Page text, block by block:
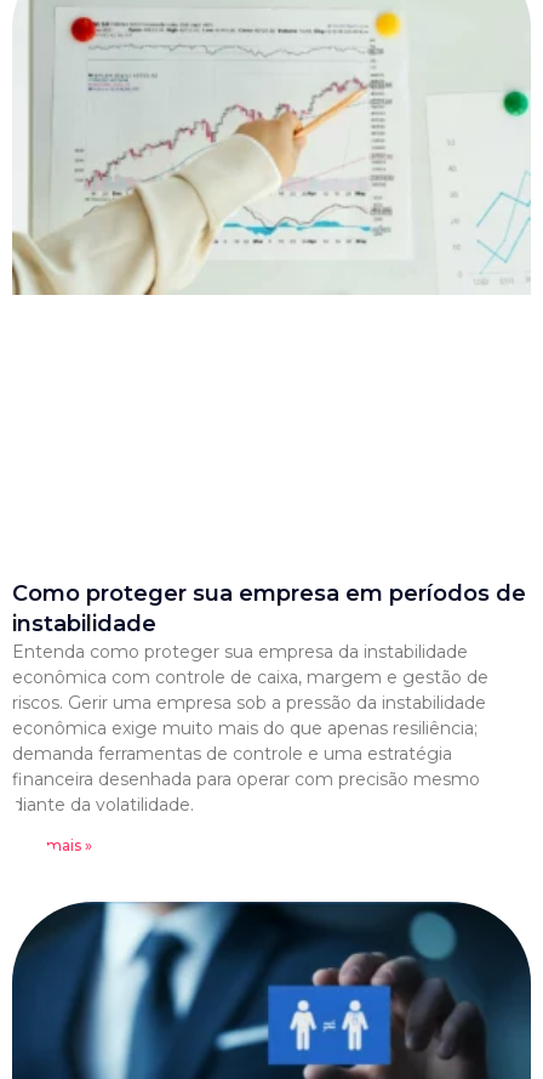
Como proteger sua empresa em períodos de
instabilidade
Entenda como proteger sua empresa da instabilidade
econômica com controle de caixa, margem e gestão de
riscos. Gerir uma empresa sob a pressão da instabilidade
econômica exige muito mais do que apenas resiliência;
demanda ferramentas de controle e uma estratégia
financeira desenhada para operar com precisão mesmo
diante da volatilidade.
Leia mais »